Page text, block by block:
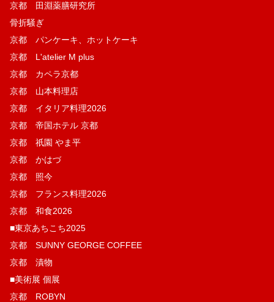
京都 田淵薬膳研究所
骨折騒ぎ
京都 パンケーキ、ホットケーキ
京都 L'atelier M plus
京都 カペラ京都
京都 山本料理店
京都 イタリア料理2026
京都 帝国ホテル 京都
京都 祇園 やま平
京都 かはづ
京都 照今
京都 フランス料理2026
京都 和食2026
■東京あちこち2025
京都 SUNNY GEORGE COFFEE
京都 漬物
■美術展 個展
京都 ROBYN